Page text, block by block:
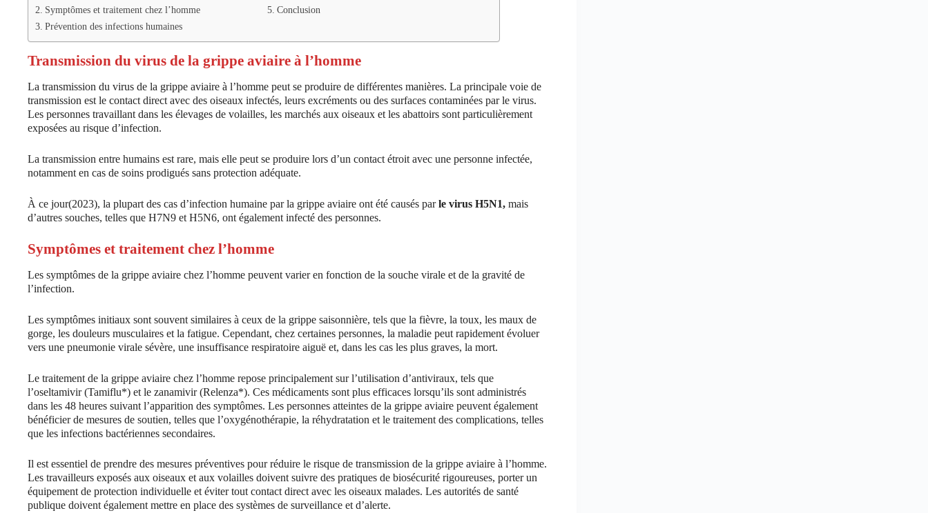
Symptômes et traitement chez l’homme
Prévention des infections humaines
Conclusion
Transmission du virus de la grippe aviaire à l’homme
La transmission du virus de la grippe aviaire à l’homme peut se produire de différentes manières. La principale voie de
transmission est le contact direct avec des oiseaux infectés, leurs excréments ou des surfaces contaminées par le virus.
Les personnes travaillant dans les élevages de volailles, les marchés aux oiseaux et les abattoirs sont particulièrement
exposées au risque d’infection.
La transmission entre humains est rare, mais elle peut se produire lors d’un contact étroit avec une personne infectée,
notamment en cas de soins prodigués sans protection adéquate.
À ce jour(2023), la plupart des cas d’infection humaine par la grippe aviaire ont été causés parle virus H5N1, mais
d’autres souches, telles que H7N9 et H5N6, ont également infecté des personnes.
Symptômes et traitement chez l’homme
Les symptômes de la grippe aviaire chez l’homme peuvent varier en fonction de la souche virale et de la gravité de
l’infection.
Les symptômes initiaux sont souvent similaires à ceux de la grippe saisonnière, tels que la fièvre, la toux, les maux de
gorge, les douleurs musculaires et la fatigue. Cependant, chez certaines personnes, la maladie peut rapidement évoluer
vers une pneumonie virale sévère, une insuffisance respiratoire aiguë et, dans les cas les plus graves, la mort.
Le traitement de la grippe aviaire chez l’homme repose principalement sur l’utilisation d’antiviraux, tels que
l’oseltamivir (Tamiflu*) et le zanamivir (Relenza*). Ces médicaments sont plus efficaces lorsqu’ils sont administrés
dans les 48 heures suivant l’apparition des symptômes. Les personnes atteintes de la grippe aviaire peuvent également
bénéficier de mesures de soutien, telles que l’oxygénothérapie, la réhydratation et le traitement des complications, telles
que les infections bactériennes secondaires.
Il est essentiel de prendre des mesures préventives pour réduire le risque de transmission de la grippe aviaire à l’homme.
Les travailleurs exposés aux oiseaux et aux volailles doivent suivre des pratiques de biosécurité rigoureuses, porter un
équipement de protection individuelle et éviter tout contact direct avec les oiseaux malades. Les autorités de santé
publique doivent également mettre en place des systèmes de surveillance et d’alerte.